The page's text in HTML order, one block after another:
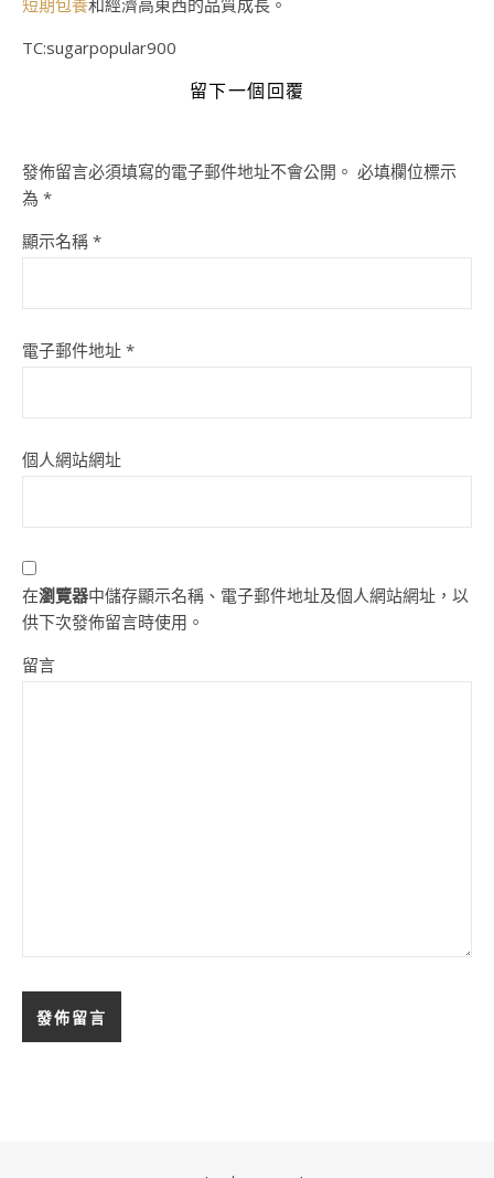
短期包養和經濟高東西的品質成長。
TC:sugarpopular900
留下一個回覆
發佈留言必須填寫的電子郵件地址不會公開。 必填欄位標示
為 *
顯示名稱 *
電子郵件地址 *
個人網站網址
在瀏覽器中儲存顯示名稱、電子郵件地址及個人網站網址，以
供下次發佈留言時使用。
留言